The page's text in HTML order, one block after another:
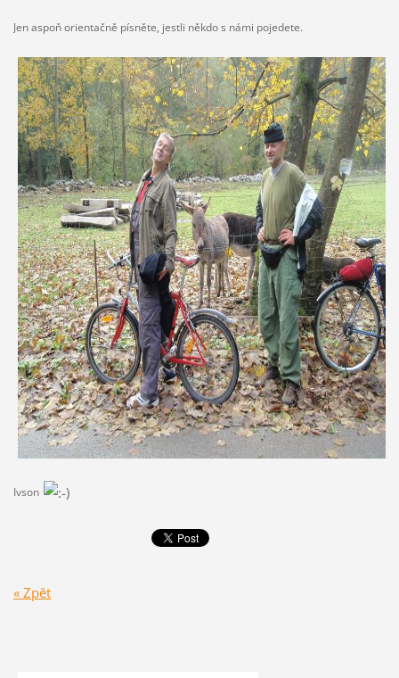
Jen aspoň orientačně písněte, jestli někdo s námi pojedete.
Ivson
« Zpět